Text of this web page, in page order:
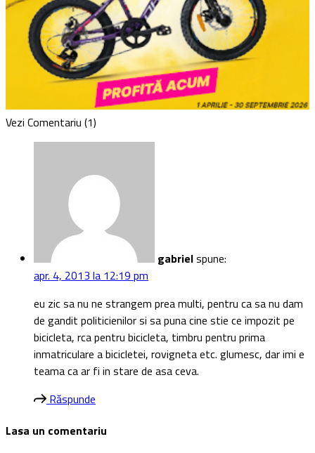
Vezi Comentariu (1)
gabrielspune:
apr. 4, 2013 la 12:19 pm
eu zic sa nu ne strangem prea multi, pentru ca sa nu dam
de gandit politicienilor si sa puna cine stie ce impozit pe
bicicleta, rca pentru bicicleta, timbru pentru prima
inmatriculare a bicicletei, rovigneta etc. glumesc, dar imi e
teama ca ar fi in stare de asa ceva.
Răspunde
Lasa un comentariu